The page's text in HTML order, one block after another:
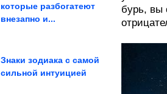
которые разбогатеют
внезапно и...
Знаки зодиака с самой
сильной интуицией
бурь, вы